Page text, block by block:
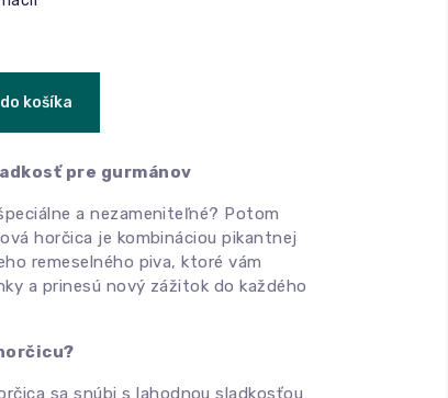
košíka
pre gurmánov
a nezameniteľné? Potom
horčica je kombináciou pikantnej
remeselného piva, ktoré vám
a prinesú nový zážitok do každého
sa snúbi s lahodnou sladkosťou